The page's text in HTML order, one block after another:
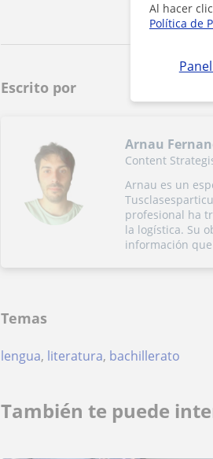
Al hacer
Política de
Escrito por
Arnau
Content
Arnau es un
profesional ha
la logística. Su
información
Temas
lengua, literatura, bachillerato
También te puede